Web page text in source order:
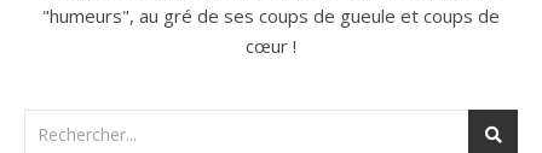
"humeurs", au gré de ses coups de gueule et coups de
cœur !